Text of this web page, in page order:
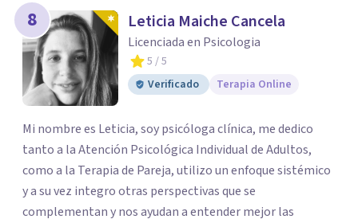
8 Leticia Maiche Cancela
Licenciada en Psicologia
5 / 5
Verificado
Terapia Online
Mi nombre es Leticia, soy psicóloga clínica, me dedico
tanto a la Atención Psicológica Individual de Adultos,
como a la Terapia de Pareja, utilizo un enfoque sistémico
y a su vez integro otras perspectivas que se
complementan y nos ayudan a entender mejor las